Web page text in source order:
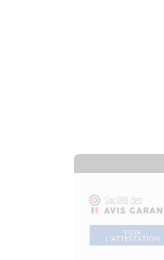
VOIR
L'ATTESTATION